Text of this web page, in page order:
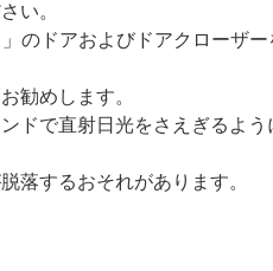
い。
のドアおよびドアクローザー
勧めします。
で直射日光をさえぎるよう
するおそれがあります。